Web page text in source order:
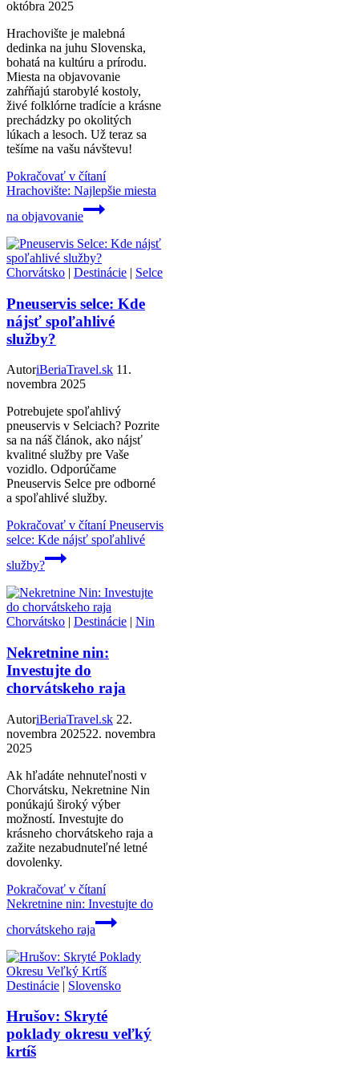
októbra 2025
Hrachovište je malebná
dedinka na juhu Slovenska,
bohatá na kultúru a prírodu.
Miesta na objavovanie
zahŕňajú starobylé kostoly,
živé folklórne tradície a krásne
prechádzky po okolitých
lúkach a lesoch. Už teraz sa
tešíme na vašu návštevu!
Pokračovať v čítaní
Hrachovište: Najlepšie miesta
na objavovanie
Chorvátsko | Destinácie | Selce
Pneuservis selce: Kde
nájsť spoľahlivé
služby?
AutoriBeriaTravel.sk 11.
novembra 2025
Potrebujete spoľahlivý
pneuservis v Selciach? Pozrite
sa na náš článok, ako nájsť
kvalitné služby pre Vaše
vozidlo. Odporúčame
Pneuservis Selce pre odborné
a spoľahlivé služby.
Pokračovať v čítaníPneuservis
selce: Kde nájsť spoľahlivé
služby?
Chorvátsko | Destinácie | Nin
Nekretnine nin:
Investujte do
chorvátskeho raja
AutoriBeriaTravel.sk 22.
novembra 202522. novembra
2025
Ak hľadáte nehnuteľnosti v
Chorvátsku, Nekretnine Nin
ponúkajú široký výber
možností. Investujte do
krásneho chorvátskeho raja a
zažite nezabudnuteľné letné
dovolenky.
Pokračovať v čítaní
Nekretnine nin: Investujte do
chorvátskeho raja
Destinácie | Slovensko
Hrušov: Skryté
poklady okresu veľký
krtíš